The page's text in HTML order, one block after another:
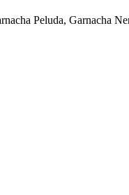
Peluda, Garnacha